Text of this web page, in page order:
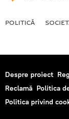
POLITICĂ
Despre proiect
Reclamă Politica
Politica privind